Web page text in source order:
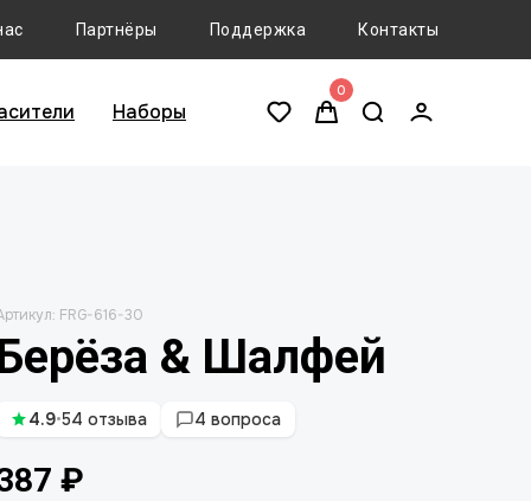
Партнёры Поддержка Контакты
0
Наборы
4.9•54 отзыва 4 вопроса
& Шалфей
FRG-616-30
₽